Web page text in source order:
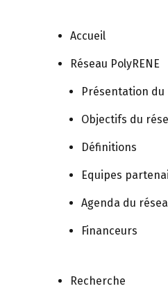
Accueil
Réseau PolyRENE
Présentation du
Objectifs du
Définitions
Equipes
Agenda du
Financeurs
Recherche
: le
aidants
of children with